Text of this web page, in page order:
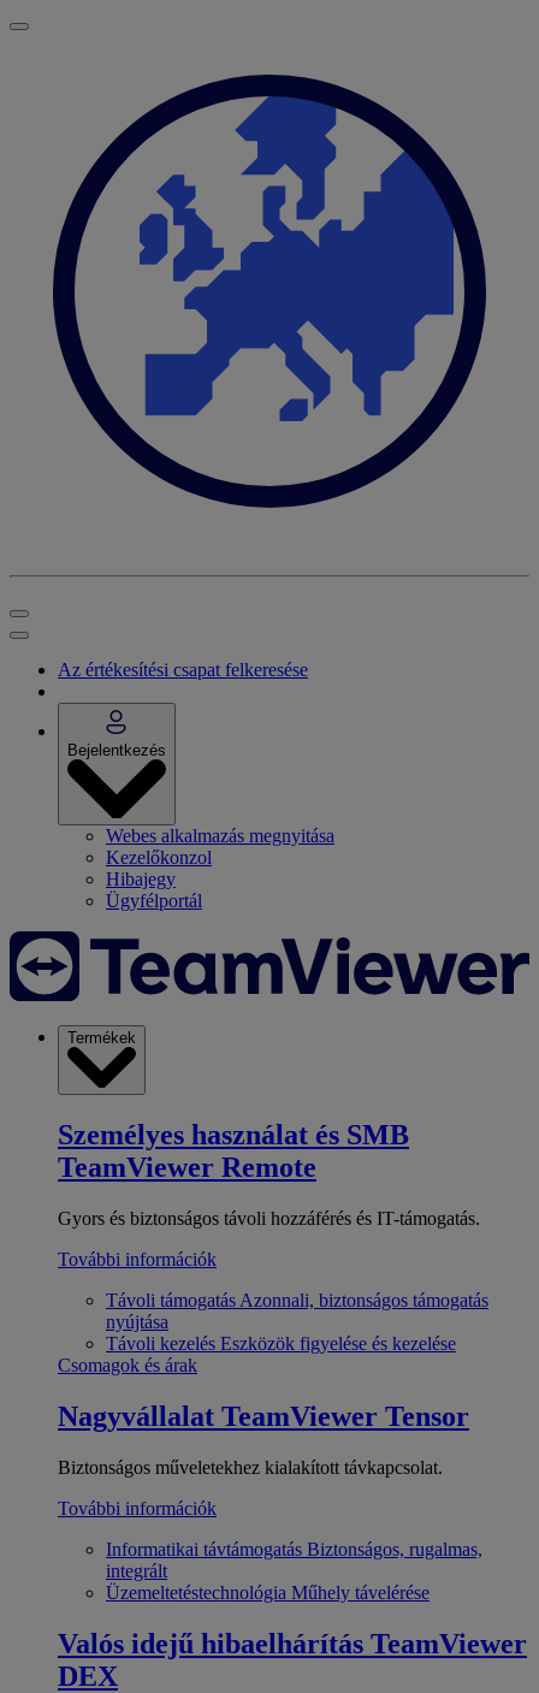
Az értékesítési csapat felkeresése
Bejelentkezés
Webes alkalmazás megnyitása
Kezelőkonzol
Hibajegy
Ügyfélportál
Termékek
Személyes használat és SMB
TeamViewer Remote
Gyors és biztonságos távoli hozzáférés és IT-támogatás.
További információk
Távoli támogatás Azonnali, biztonságos támogatás
nyújtása
Távoli kezelés Eszközök figyelése és kezelése
Csomagok és árak
Nagyvállalat TeamViewer Tensor
Biztonságos műveletekhez kialakított távkapcsolat.
További információk
Informatikai távtámogatás Biztonságos, rugalmas,
integrált
Üzemeltetéstechnológia Műhely távelérése
Valós idejű hibaelhárítás TeamViewer
DEX